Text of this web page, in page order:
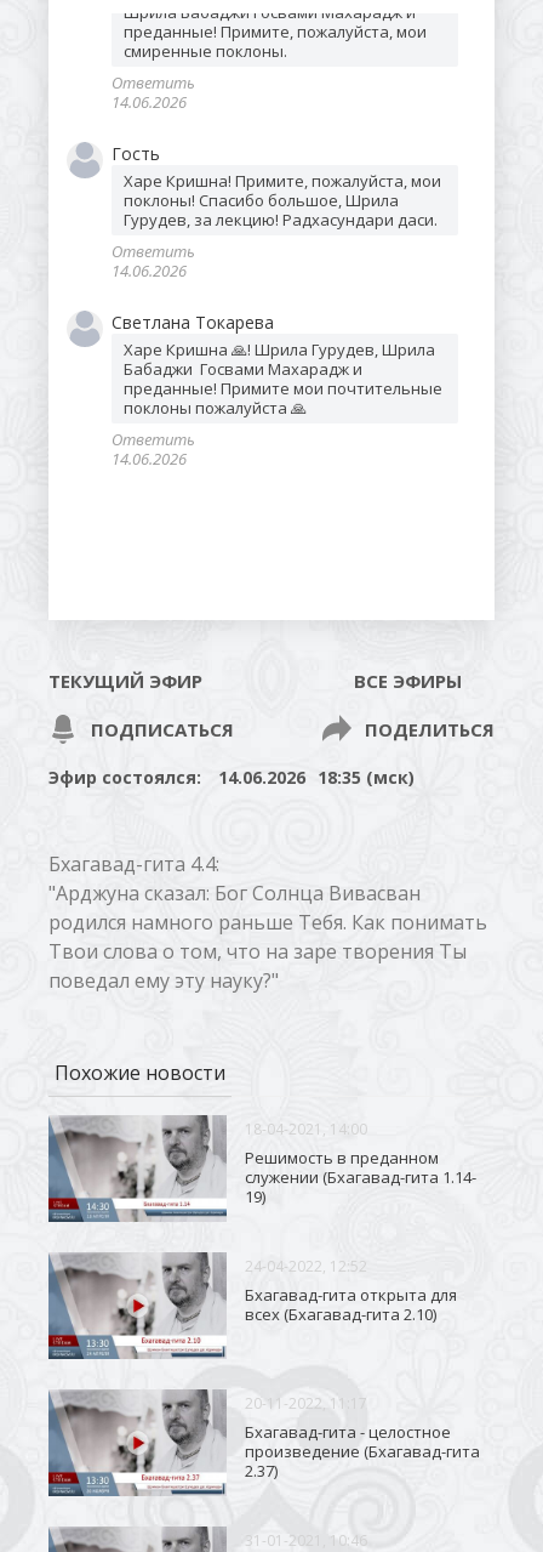
Шрила Бабаджи Госвами Махарадж и
преданные! Примите, пожалуйста, мои
смиренные поклоны.
Ответить
14.06.2026
Гость
Харе Кришна! Примите, пожалуйста, мои
поклоны! Спасибо большое, Шрила
Гурудев, за лекцию! Радхасундари даси.
Ответить
14.06.2026
Светлана Токарева
Харе Кришна 🙏! Шрила Гурудев, Шрила
Бабаджи  Госвами Махарадж и
преданные! Примите мои почтительные
поклоны пожалуйста 🙏
Ответить
14.06.2026
ТЕКУЩИЙ ЭФИР
ВСЕ ЭФИРЫ
ПОДПИСАТЬСЯ
ПОДЕЛИТЬСЯ
Эфир состоялся: 14.06.2026 18:35 (мск)
Бхагавад-гита 4.4:
"Арджуна сказал: Бог Солнца Вивасван
родился намного раньше Тебя. Как понимать
Твои слова о том, что на заре творения Ты
поведал ему эту науку?"
Похожие новости
18-04-2021, 14:00
Решимость в преданном
служении (Бхагавад-гита 1.14-
19)
24-04-2022, 12:52
Бхагавад-гита открыта для
всех (Бхагавад-гита 2.10)
20-11-2022, 11:17
Бхагавад-гита - целостное
произведение (Бхагавад-гита
2.37)
31-01-2021, 10:46